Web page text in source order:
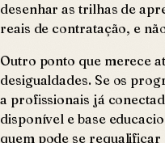
desenhar as trilhas de
reais de contratação, e
Outro ponto que merece
desigualdades. Se os
a profissionais já
disponível e base
quem pode se